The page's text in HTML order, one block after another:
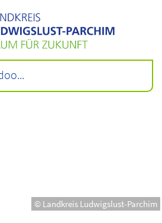
© Landkreis Ludwigslust-Parchim